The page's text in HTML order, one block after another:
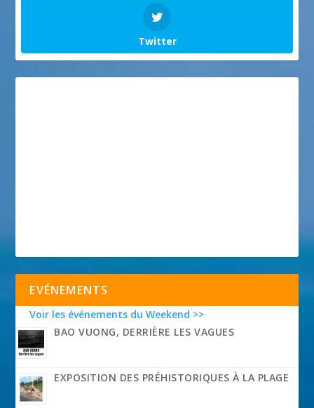
Twitter
EVÉNEMENTS
Voir les événements du Weekend >>
BAO VUONG, DERRIÈRE LES VAGUES
EXPOSITION DES PRÉHISTORIQUES À LA PLAGE